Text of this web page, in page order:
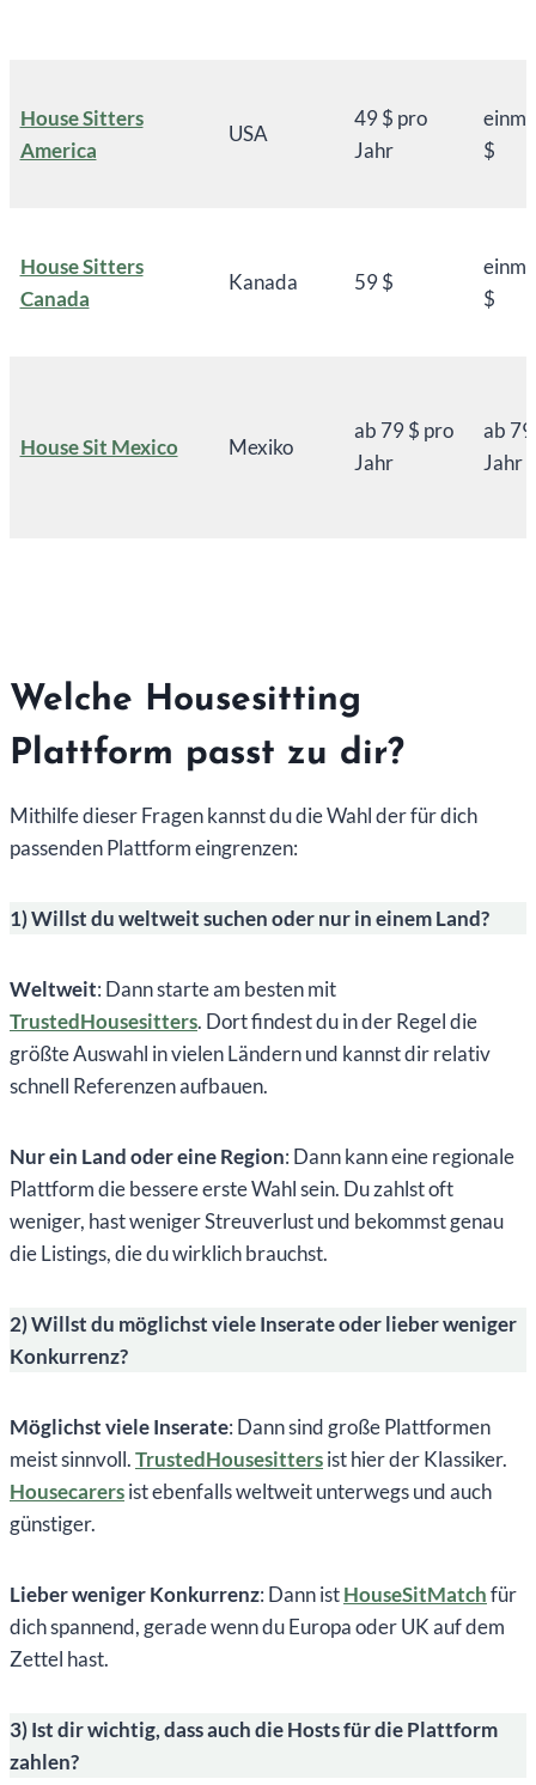
House Sitters
America
USA
49 $ pro
Jahr
$
House Sitters
Canada
Kanada 59 $
$
House Sit Mexico Mexiko
ab 79 $ pro
Jahr
ab
Jahr
Welche Housesitting
Plattform passt zu dir?
Mithilfe dieser Fragen kannst du die Wahl der für dich
passenden Plattform eingrenzen:
1) Willst du weltweit suchen oder nur in einem Land?
Weltweit: Dann starte am besten mit
TrustedHousesitters. Dort findest du in der Regel die
größte Auswahl in vielen Ländern und kannst dir relativ
schnell Referenzen aufbauen.
Nur ein Land oder eine Region: Dann kann eine regionale
Plattform die bessere erste Wahl sein. Du zahlst oft
weniger, hast weniger Streuverlust und bekommst genau
die Listings, die du wirklich brauchst.
2) Willst du möglichst viele Inserate oder lieber weniger
Konkurrenz?
Möglichst viele Inserate: Dann sind große Plattformen
meist sinnvoll.TrustedHousesittersist hier der Klassiker.
Housecarersist ebenfalls weltweit unterwegs und auch
günstiger.
Lieber weniger Konkurrenz: Dann istHouseSitMatchfür
dich spannend, gerade wenn du Europa oder UK auf dem
Zettel hast.
3) Ist dir wichtig, dass auch die Hosts für die Plattform
zahlen?